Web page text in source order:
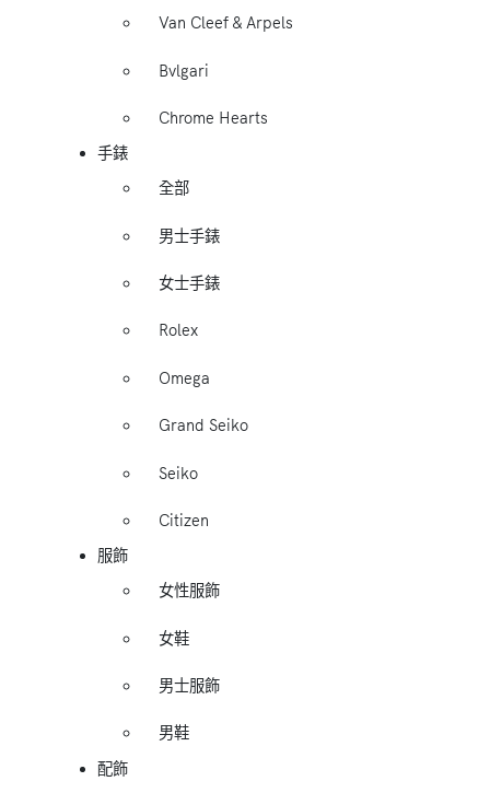
Van Cleef & Arpels
Bvlgari
Chrome Hearts
手錶
全部
男士手錶
女士手錶
Rolex
Omega
Grand Seiko
Seiko
Citizen
服飾
女性服飾
女鞋
男士服飾
男鞋
配飾